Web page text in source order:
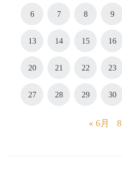
6 7 8 9
13 14 15 16
20 21 22 23
27 28 29 30
« 6月